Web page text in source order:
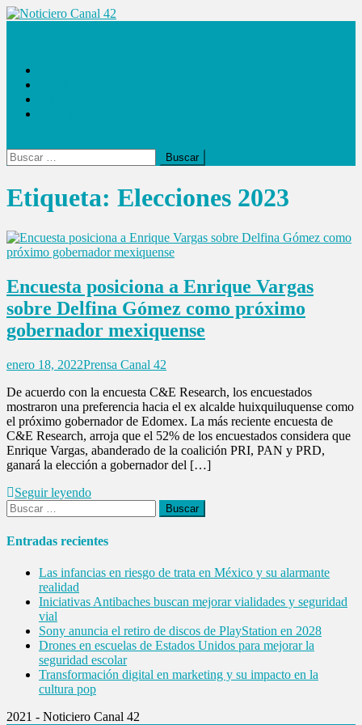
Saltar
Buscar:
Etiqueta: Elecciones 2023
Encuesta posiciona a Enrique Vargas
sobre Delfina Gómez como próximo
gobernador mexiquense
enero 18, 2022Prensa Canal 42
De acuerdo con la encuesta C&E Research, los encuestados
mostraron una preferencia hacia el ex alcalde huixquiluquense como
el próximo gobernador de Edomex. La más reciente encuesta de
C&E Research, arroja que el 52% de los encuestados considera que
Enrique Vargas, abanderado de la coalición PRI, PAN y PRD,
ganará la elección a gobernador del […]
Seguir leyendo
Buscar:
Entradas recientes
Las infancias en riesgo de trata en México y su alarmante
realidad
Iniciativas Antibaches buscan mejorar vialidades y seguridad
vial
Sony anuncia el retiro de discos de PlayStation en 2028
Drones en escuelas de Estados Unidos para mejorar la
seguridad escolar
Transformación digital en marketing y su impacto en la
cultura pop
2021 - Noticiero Canal 42